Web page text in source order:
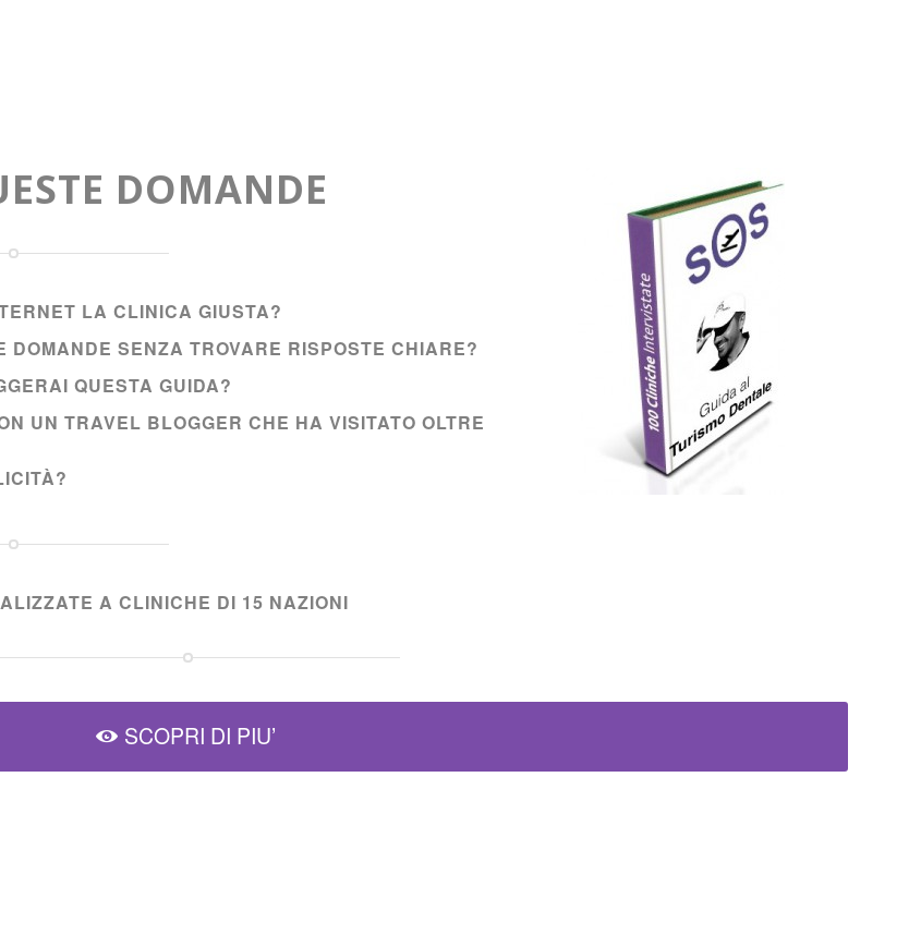
DOMANDE
LA CLINICA GIUSTA?
SENZA TROVARE RISPOSTE CHIARE?
QUESTA GUIDA?
UN TRAVEL BLOGGER CHE HA VISITATO OLTRE
A CLINICHE DI 15 NAZIONI
SCOPRI DI PIU’